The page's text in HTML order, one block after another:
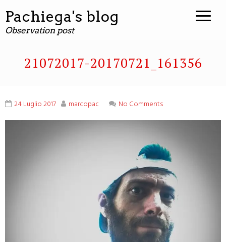
contenuto
Pachiega's blog
Observation post
21072017-20170721_161356
24 Luglio 2017 marcopac No Comments